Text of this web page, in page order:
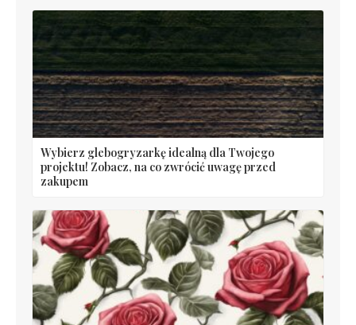
Wybierz glebogryzarkę idealną dla Twojego
projektu! Zobacz, na co zwrócić uwagę przed
zakupem